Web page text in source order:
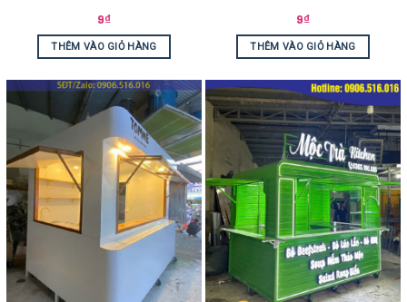
9₫
THÊM VÀO GIỎ HÀNG
9₫
THÊM VÀO GIỎ HÀNG